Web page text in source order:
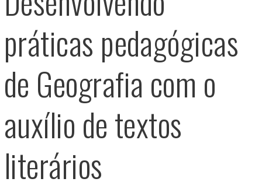
práticas pedagógicas
de Geografia com o
auxílio de textos
literários